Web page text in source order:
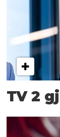
TV 2